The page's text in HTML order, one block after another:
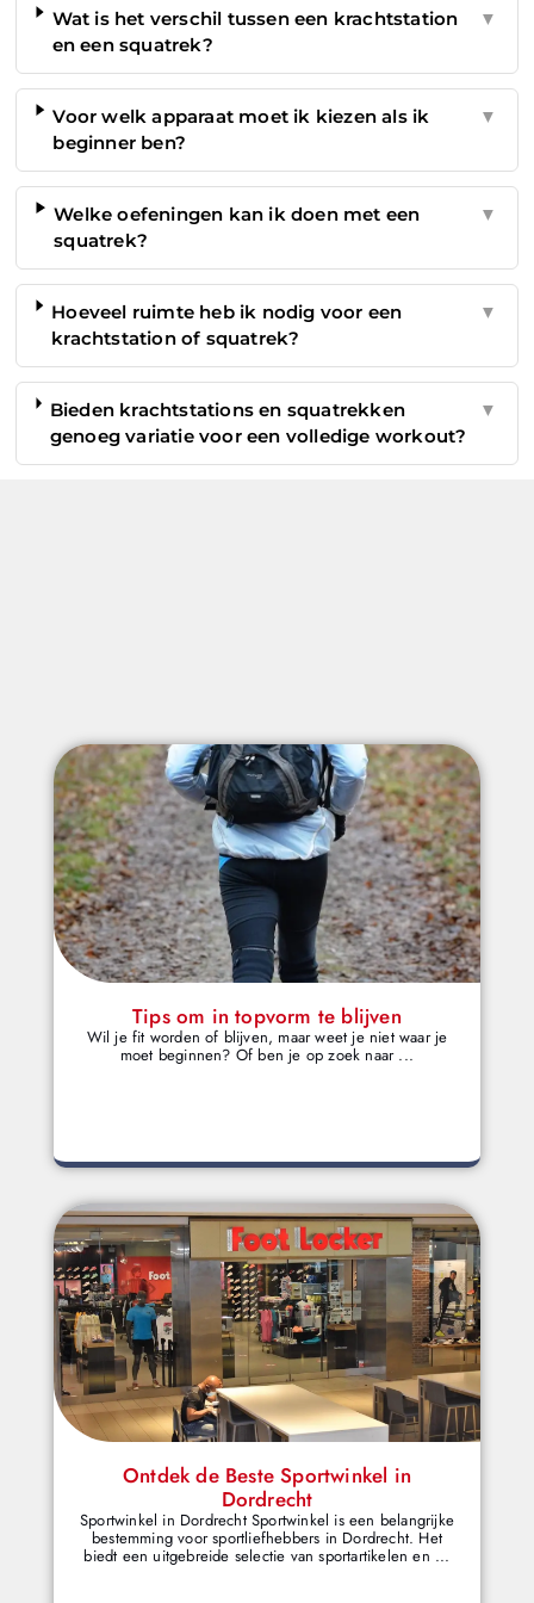
Wat is het verschil tussen een krachtstation
en een squatrek?
▼
Voor welk apparaat moet ik kiezen als ik
beginner ben?
▼
Welke oefeningen kan ik doen met een
squatrek?
▼
Hoeveel ruimte heb ik nodig voor een
krachtstation of squatrek?
▼
Bieden krachtstations en squatrekken
genoeg variatie voor een volledige workout?
▼
Tips om in topvorm te blijven
Wil je fit worden of blijven, maar weet je niet waar je
moet beginnen? Of ben je op zoek naar ...
Ontdek de Beste Sportwinkel in
Dordrecht
Sportwinkel in Dordrecht Sportwinkel is een belangrijke
bestemming voor sportliefhebbers in Dordrecht. Het
biedt een uitgebreide selectie van sportartikelen en ...